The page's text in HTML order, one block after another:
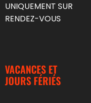
UNIQUEMENT SUR
RENDEZ-VOUS
VACANCES ET
JOURS FÉRIÉS